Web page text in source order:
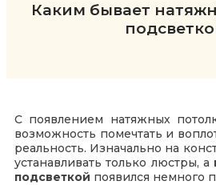
Каким бывает
С появлением натяжных
возможность помечтать и
реальность. Изначально на
устанавливать только люстры, а
подсветкой появился немного